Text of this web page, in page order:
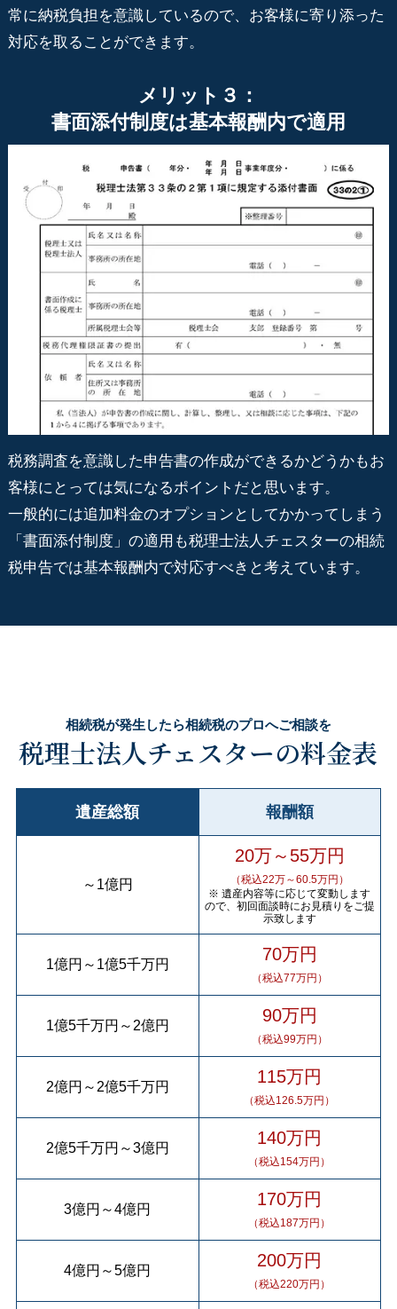
常に納税負担を意識しているので、お客様に寄り添った
対応を取ることができます。
メリット３：
書面添付制度は基本報酬内で適用
税務調査を意識した申告書の作成ができるかどうかもお
客様にとっては気になるポイントだと思います。
一般的には追加料金のオプションとしてかかってしまう
「書面添付制度」の適用も税理士法人チェスターの相続
税申告では基本報酬内で対応すべきと考えています。
相続税が発生したら相続税のプロへご相談を
税理士法人チェスターの料金表
遺産総額 報酬額
～ 1億円
20万～55万円
（税込22万～60.5万円）
※ 遺産内容等に応じて変動します
ので、初回面談時にお見積りをご提
示致します
1億円 ～ 1億5千万円 70万円
（税込77万円）
1億5千万円 ～ 2億円 90万円
（税込99万円）
2億円 ～ 2億5千万円 115万円
（税込126.5万円）
2億5千万円 ～3億円 140万円
（税込154万円）
3億円 ～4億円 170万円
（税込187万円）
4億円 ～5億円 200万円
（税込220万円）